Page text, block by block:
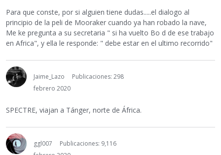
Para que conste, por si alguien tiene dudas.....el dialogo al
principio de la peli de Mooraker cuando ya han robado la nave,
Me ke pregunta a su secretaria " si ha vuelto Bo d de ese trabajo
en Africa", y ella le responde: " debe estar en el ultimo recorrido"
Jaime_Lazo
Publicaciones: 298
febrero 2020
SPECTRE, viajan a Tánger, norte de África.
ggl007
Publicaciones: 9,116